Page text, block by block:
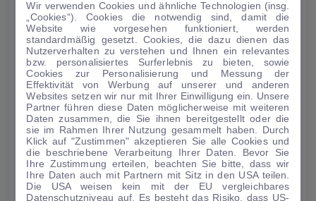
AUTO-MEDIENPORTAL: Genf 2024: Dacia mit drei
Premieren
Als einer der wenigen Autohersteller ist Dacia in der kommenden
Woche auf dem Auto-Salon in Genf vertreten. Auf einem 900
Quadratmeter groß...
Wir verwenden Cookies und ähnliche Technologien (insg.
„Cookies“). Cookies die notwendig sind, damit die
Website wie vorgesehen funktioniert, werden
standardmäßig gesetzt. Cookies, die dazu dienen das
Nutzerverhalten zu verstehen und Ihnen ein relevantes
bzw. personalisiertes Surferlebnis zu bieten, sowie
Cookies zur Personalisierung und Messung der
Effektivität von Werbung auf unserer und anderen
Websites setzen wir nur mit Ihrer Einwilligung ein. Unsere
Partner führen diese Daten möglicherweise mit weiteren
Daten zusammen, die Sie ihnen bereitgestellt oder die
sie im Rahmen Ihrer Nutzung gesammelt haben. Durch
Klick auf "Zustimmen" akzeptieren Sie alle Cookies und
die beschriebene Verarbeitung Ihrer Daten. Bevor Sie
Ihre Zustimmung erteilen, beachten Sie bitte, dass wir
Ihre Daten auch mit Partnern mit Sitz in den USA teilen.
Die USA weisen kein mit der EU vergleichbares
Datenschutzniveau auf. Es besteht das Risiko, dass US-